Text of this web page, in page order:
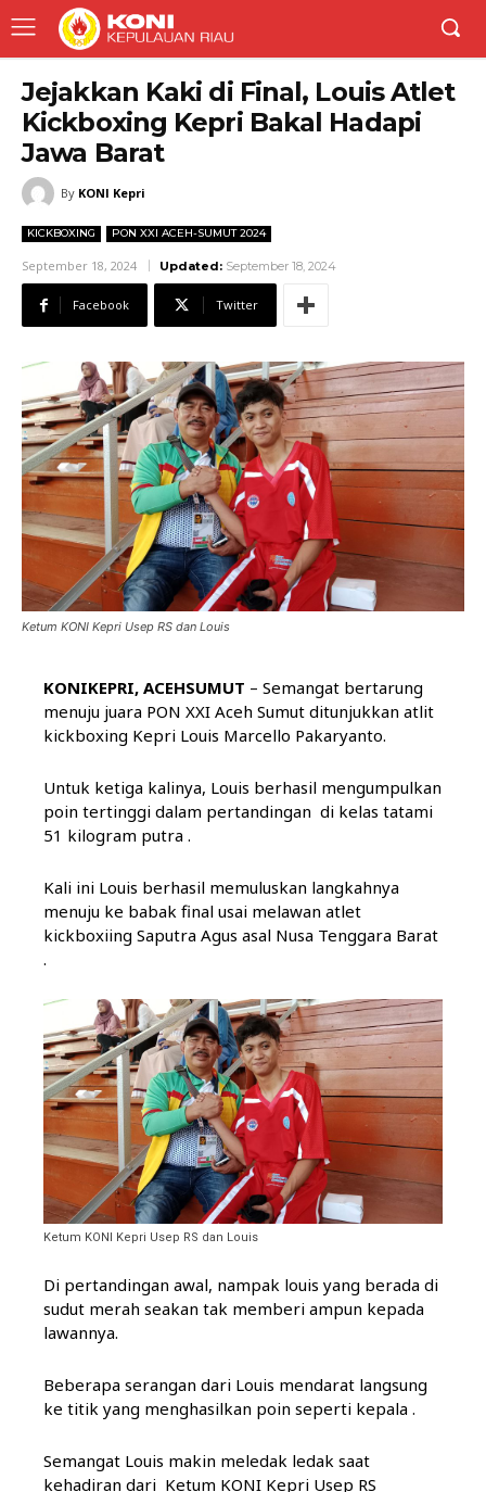
Jejakkan Kaki di Final, Louis Atlet
Kickboxing Kepri Bakal Hadapi
Jawa Barat
By KONI Kepri
KICKBOXING PON XXI ACEH-SUMUT 2024
September 18, 2024 Updated: September 18, 2024
Facebook Twitter
Ketum KONI Kepri Usep RS dan Louis
KONIKEPRI, ACEHSUMUT – Semangat bertarung
menuju juara PON XXI Aceh Sumut ditunjukkan atlit
kickboxing Kepri Louis Marcello Pakaryanto.
Untuk ketiga kalinya, Louis berhasil mengumpulkan
poin tertinggi dalam pertandingan di kelas tatami
51 kilogram putra .
Kali ini Louis berhasil memuluskan langkahnya
menuju ke babak final usai melawan atlet
kickboxiing Saputra Agus asal Nusa Tenggara Barat
.
Ketum KONI Kepri Usep RS dan Louis
Di pertandingan awal, nampak louis yang berada di
sudut merah seakan tak memberi ampun kepada
lawannya.
Beberapa serangan dari Louis mendarat langsung
ke titik yang menghasilkan poin seperti kepala .
Semangat Louis makin meledak ledak saat
kehadiran dari Ketum KONI Kepri Usep RS